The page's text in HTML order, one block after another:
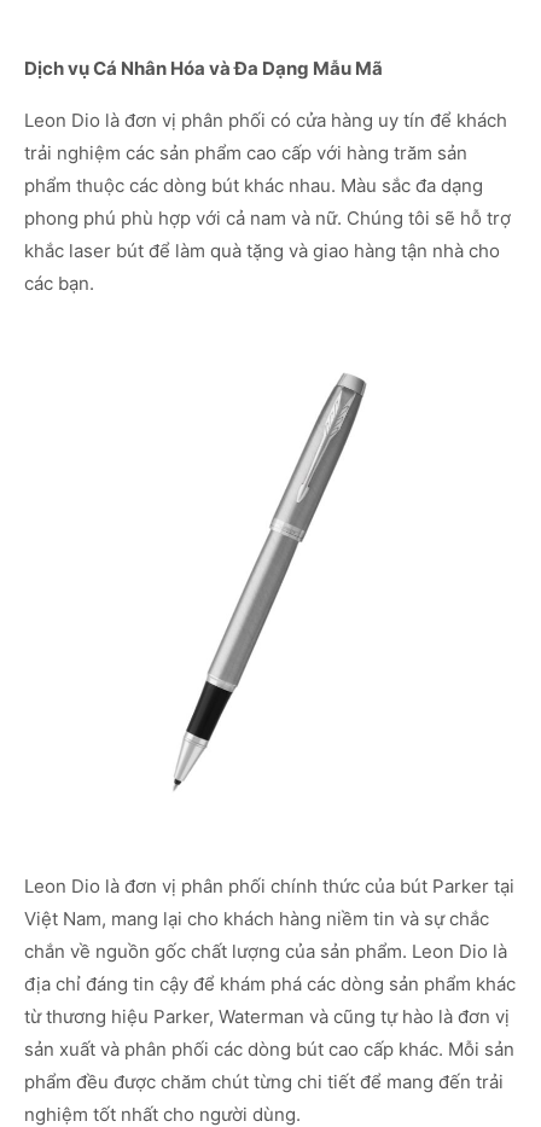
Dịch vụ Cá Nhân Hóa và Đa Dạng Mẫu Mã
Leon Dio là đơn vị phân phối có cửa hàng uy tín để khách
trải nghiệm các sản phẩm cao cấp với hàng trăm sản
phẩm thuộc các dòng bút khác nhau. Màu sắc đa dạng
phong phú phù hợp với cả nam và nữ. Chúng tôi sẽ hỗ trợ
khắc laser bút để làm quà tặng và giao hàng tận nhà cho
các bạn.
Leon Dio là đơn vị phân phối chính thức của bút Parker tại
Việt Nam, mang lại cho khách hàng niềm tin và sự chắc
chắn về nguồn gốc chất lượng của sản phẩm. Leon Dio là
địa chỉ đáng tin cậy để khám phá các dòng sản phẩm khác
từ thương hiệu Parker, Waterman và cũng tự hào là đơn vị
sản xuất và phân phối các dòng bút cao cấp khác. Mỗi sản
phẩm đều được chăm chút từng chi tiết để mang đến trải
nghiệm tốt nhất cho người dùng.